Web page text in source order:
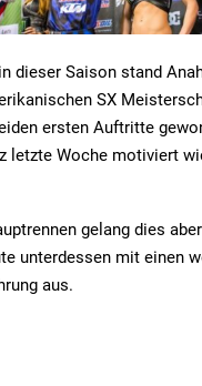
dieser Saison stand
SX
ersten Auftritte
letzte Woche motiviert
gelang dies
unterdessen mit einen
aus.